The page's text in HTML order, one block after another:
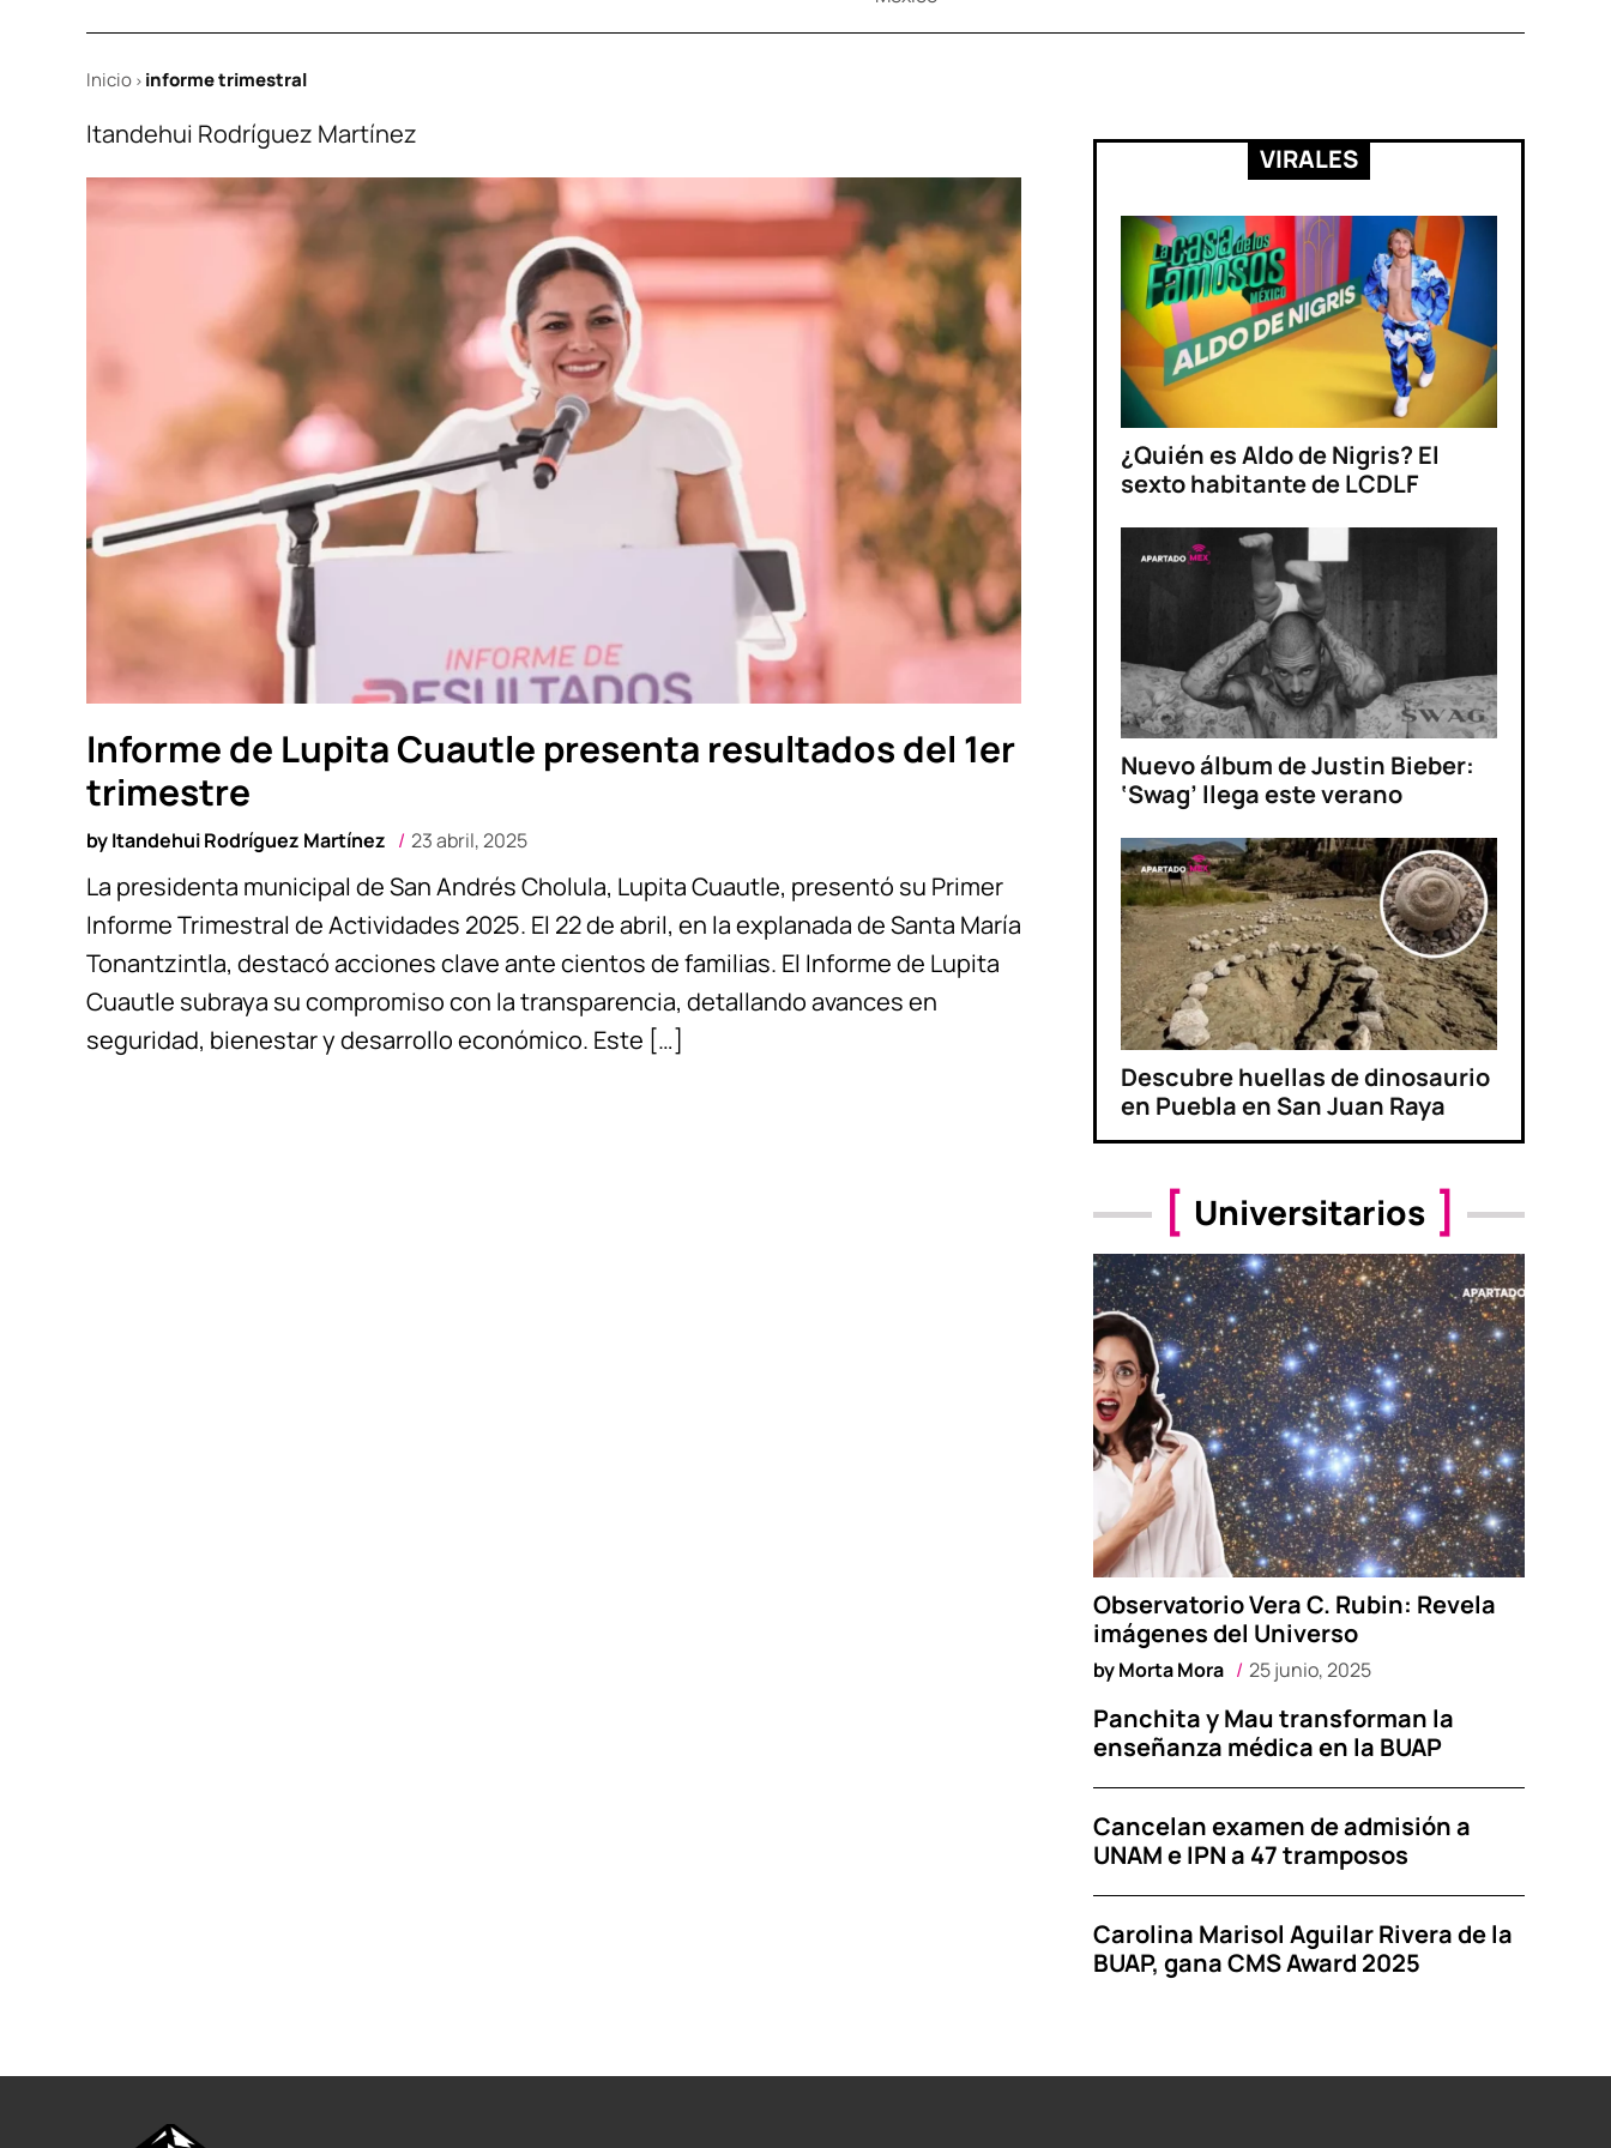
Inicio > informe trimestral
Itandehui Rodríguez Martínez
Informe de Lupita Cuautle presenta resultados del 1er
trimestre
byItandehui Rodríguez Martínez 23 abril, 2025
La presidenta municipal de San Andrés Cholula, Lupita Cuautle, presentó su Primer
Informe Trimestral de Actividades 2025. El 22 de abril, en la explanada de Santa María
Tonantzintla, destacó acciones clave ante cientos de familias. El Informe de Lupita
Cuautle subraya su compromiso con la transparencia, detallando avances en
seguridad, bienestar y desarrollo económico. Este […]
VIRALES
¿Quién es Aldo de Nigris? El
sexto habitante de LCDLF
Nuevo álbum de Justin Bieber:
‘Swag’ llega este verano
Descubre huellas de dinosaurio
en Puebla en San Juan Raya
Universitarios
Observatorio Vera C. Rubin: Revela
imágenes del Universo
byMorta Mora 25 junio, 2025
Panchita y Mau transforman la
enseñanza médica en la BUAP
Cancelan examen de admisión a
UNAM e IPN a 47 tramposos
Carolina Marisol Aguilar Rivera de la
BUAP, gana CMS Award 2025